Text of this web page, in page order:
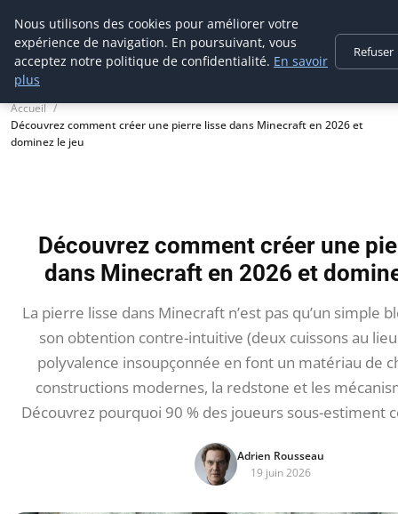
Prospection Pro
Accueil
Découvrez comment créer une pierre lisse dans Minecraft en 2026 et
dominez le jeu
Découvrez comment créer une
dans Minecraft en 2026 et
La pierre lisse dans Minecraft n’est pas qu’un simple
son obtention contre-intuitive (deux cuissons au lieu
polyvalence insoupçonnée en font un matériau de
constructions modernes, la redstone et les
Découvrez pourquoi 90 % des joueurs sous-estiment
Adrien Rousseau
19 juin 2026
Nous utilisons des cookies pour améliorer votre
expérience de navigation. En poursuivant, vous
acceptez notre politique de confidentialité. En savoir
plus
Refuser